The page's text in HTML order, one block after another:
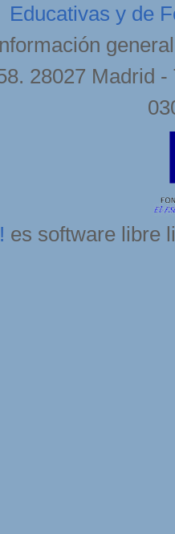
Educativas y de
28027 Madrid
es software libre